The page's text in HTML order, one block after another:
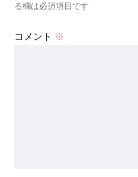
る欄は必須項目です
コメント ※